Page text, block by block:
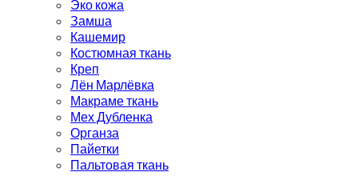
Эко кожа
Замша
Кашемир
Костюмная ткань
Креп
Лён Марлёвка
Макраме ткань
Мех Дубленка
Органза
Пайетки
Пальтовая ткань